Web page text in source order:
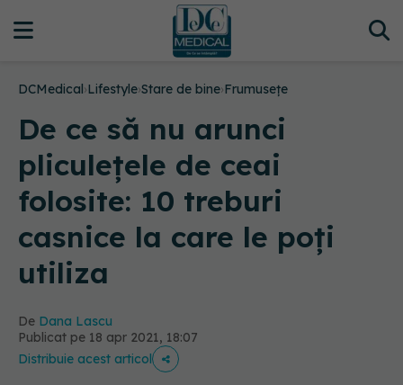
DCMedical›Lifestyle›Stare de bine›Frumusețe
De ce să nu arunci
pliculețele de ceai
folosite: 10 treburi
casnice la care le poți
utiliza
De Dana Lascu
Publicat pe 18 apr 2021, 18:07
Distribuie acest articol